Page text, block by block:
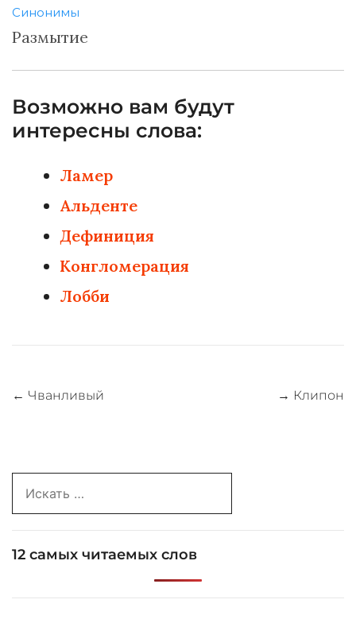
Синонимы
Размытие
Возможно вам будут
интересны слова:
Ламер
Альденте
Дефиниция
Конгломерация
Лобби
Навигация
← Чванливый → Клипон
for:
12 самых читаемых слов